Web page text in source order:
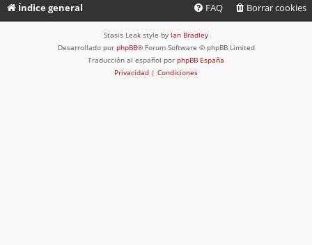
Índice general Borrar cookies
FAQ
Stasis Leak style by Ian Bradley
Desarrollado por phpBB® Forum Software © phpBB Limited
Traducción al español por phpBB España
Privacidad | Condiciones